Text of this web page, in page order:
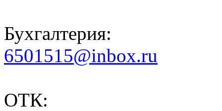
Бухгалтерия:
6501515@inbox.ru
ОТК: